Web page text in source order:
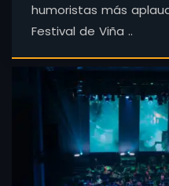
humoristas más
Festival de Viña ..